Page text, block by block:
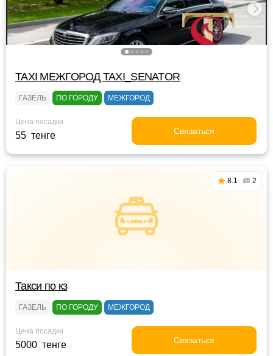
TAXI МЕЖГОРОД TAXI_SENATOR
ГАЗЕЛЬ ПО ГОРОДУ МЕЖГОРОД
Цена посадки
55 тенге Связаться
8.1 2
Такси по кз
ГАЗЕЛЬ ПО ГОРОДУ МЕЖГОРОД
Цена посадки
5000 тенге Связаться